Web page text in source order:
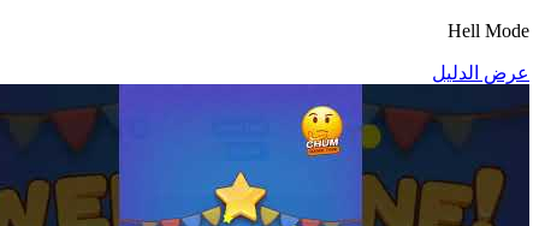
Hell Mode
عرض الدليل